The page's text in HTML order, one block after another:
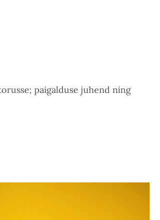
paigalduse juhend ning